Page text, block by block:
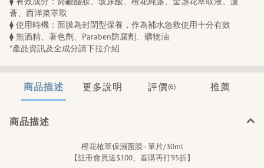
薈、西洋菜萃取
⧫ 使用時機：面膜為封閉型保養，作為補水急救使用十分有效
⧫ 無酒精、著色劑、Paraben防腐劑、礦物油
*產品資訊及全成分請下拉介紹
商品描述 更多說明 評價(6) 推薦
商品描述
橙花植萃保濕面膜 - 單片/30ml
【註冊會員送$100、首購再打95折】